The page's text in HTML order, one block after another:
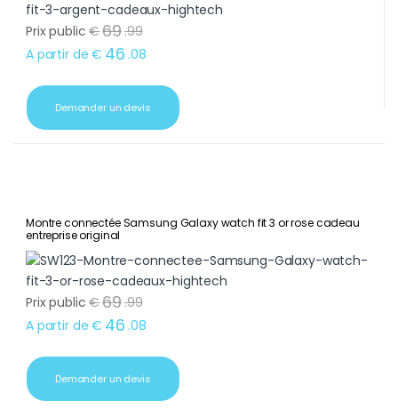
Prix public €69.99
A partir de € 46 .08
Demander un devis
Montre connectée Samsung Galaxy watch fit 3 or rose cadeau
entreprise original
Prix public €69.99
A partir de € 46 .08
Demander un devis